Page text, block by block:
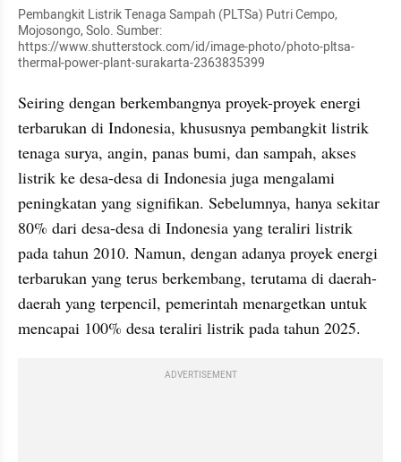
Pembangkit Listrik Tenaga Sampah (PLTSa) Putri Cempo,
Mojosongo, Solo. Sumber:
https://www.shutterstock.com/id/image-photo/photo-pltsa-
thermal-power-plant-surakarta-2363835399
Seiring dengan berkembangnya proyek-proyek energi
terbarukan di Indonesia, khususnya pembangkit listrik
tenaga surya, angin, panas bumi, dan sampah, akses
listrik ke desa-desa di Indonesia juga mengalami
peningkatan yang signifikan. Sebelumnya, hanya sekitar
80% dari desa-desa di Indonesia yang teraliri listrik
pada tahun 2010. Namun, dengan adanya proyek energi
terbarukan yang terus berkembang, terutama di daerah-
daerah yang terpencil, pemerintah menargetkan untuk
mencapai 100% desa teraliri listrik pada tahun 2025.
ADVERTISEMENT